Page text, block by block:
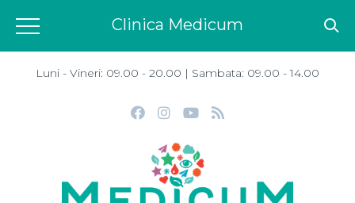
Luni - Vineri: 09.00 - 20.00 | Sambata: 09.00 - 14.00
Clinica Medicum